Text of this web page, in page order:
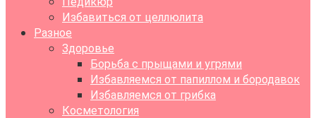
Избавиться от целлюлита
Разное
Здоровье
Борьба с прыщами и угрями
Избавляемся от папиллом и бородавок
Избавляемся от грибка
Косметология